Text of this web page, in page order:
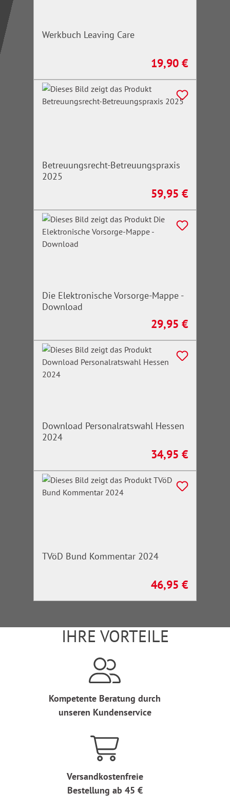
Werkbuch Leaving Care
Regulärer Preis:
19,90 €
Betreuungsrecht-Betreuungspraxis
2025
Regulärer Preis:
59,95 €
Die Elektronische Vorsorge-Mappe -
Download
Regulärer Preis:
29,95 €
Download Personalratswahl Hessen
2024
Regulärer Preis:
34,95 €
TVöD Bund Kommentar 2024
Regulärer Preis:
46,95 €
IHRE VORTEILE
Kompetente Beratung durch
unseren Kundenservice
Versandkostenfreie
Bestellung ab 45 €